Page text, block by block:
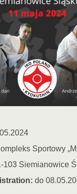
Sportowy
103 Siemianowice
do